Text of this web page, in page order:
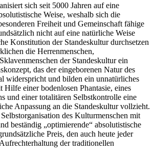
sich seit 5000 Jahren auf eine
Weise, weshalb sich die
Freiheit und Gemeinschaft fähige
nicht auf eine natürliche Weise
Konstitution der Standeskultur durchsetzen
die Herrenmenschen,
der Standeskultur ein
das der eingeborenen Natur des
widerspricht und bilden ein unnatürliches
Hilfe einer bodenlosen Phantasie, eines
und einer totalitären Selbstkontrolle eine
Anpassung an die Standeskultur vollzieht.
des Kulturmenschen mit
beständig „optimierende“ absolutistische
Preis, den auch heute jeder
der traditionellen